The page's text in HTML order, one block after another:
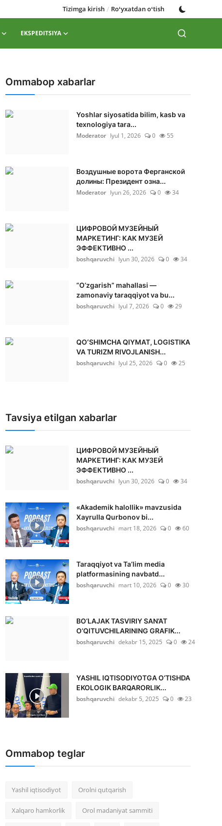
Tizimga kirish / Roʻyxatdan oʻtish
EKSPEDITSIYA
Ommabop xabarlar
Yoshlar siyosatida bilim, kasb va
texnologiya tara...
Moderator Iyul 1, 2026 0 55
Воздушные ворота Ферганской
долины: Президент озна...
Moderator Iyun 26, 2026 0 34
ЦИФРОВОЙ МУЗЕЙНЫЙ
МАРКЕТИНГ: КАК МУЗЕЙ
ЭФФЕКТИВНО ...
boshqaruvchi Iyun 30, 2026 0 34
“O‘zgarish” mahallasi —
zamonaviy taraqqiyot va bu...
boshqaruvchi Iyul 7, 2026 0 29
QOʻSHIMCHA QIYMAT, LOGISTIKA
VA TURIZM RIVOJLANISH...
boshqaruvchi Iyul 25, 2026 0 25
Tavsiya etilgan xabarlar
ЦИФРОВОЙ МУЗЕЙНЫЙ
МАРКЕТИНГ: КАК МУЗЕЙ
ЭФФЕКТИВНО ...
boshqaruvchi Iyun 30, 2026 0 34
«Akademik halollik» mavzusida
Xayrulla Qurbonov bi...
boshqaruvchi mart 18, 2026 0 60
Taraqqiyot va Ta’lim media
platformasining navbatd...
boshqaruvchi mart 10, 2026 0 30
BO‘LAJAK TASVIRIY SAN’AT
O‘QITUVCHILARINING GRAFIK...
boshqaruvchi dekabr 15, 2025 0 24
YASHIL IQTISODIYOTGA O‘TISHDA
EKOLOGIK BARQARORLIK...
boshqaruvchi dekabr 5, 2025 0 23
Ommabop teglar
Yashil iqtisodiyot Orolni qutqarish
Xalqaro hamkorlik Orol madaniyat sammiti